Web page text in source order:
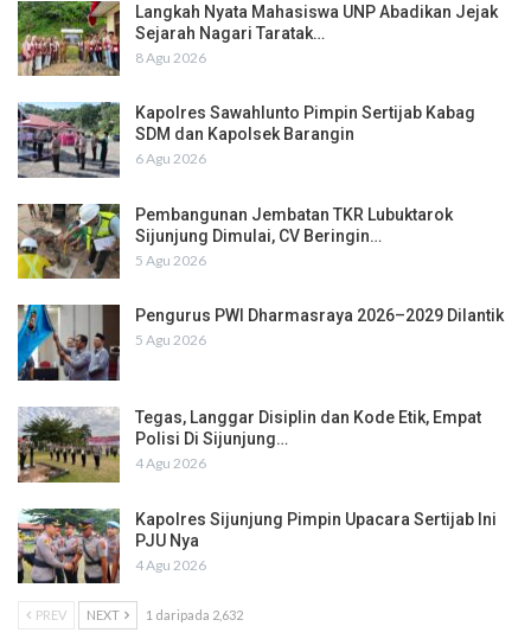
Langkah Nyata Mahasiswa UNP Abadikan Jejak
Sejarah Nagari Taratak…
8 Agu 2026
Kapolres Sawahlunto Pimpin Sertijab Kabag
SDM dan Kapolsek Barangin
6 Agu 2026
Pembangunan Jembatan TKR Lubuktarok
Sijunjung Dimulai, CV Beringin…
5 Agu 2026
Pengurus PWI Dharmasraya 2026–2029 Dilantik
5 Agu 2026
Tegas, Langgar Disiplin dan Kode Etik, Empat
Polisi Di Sijunjung…
4 Agu 2026
Kapolres Sijunjung Pimpin Upacara Sertijab Ini
PJU Nya
4 Agu 2026
PREV NEXT 1 daripada 2,632